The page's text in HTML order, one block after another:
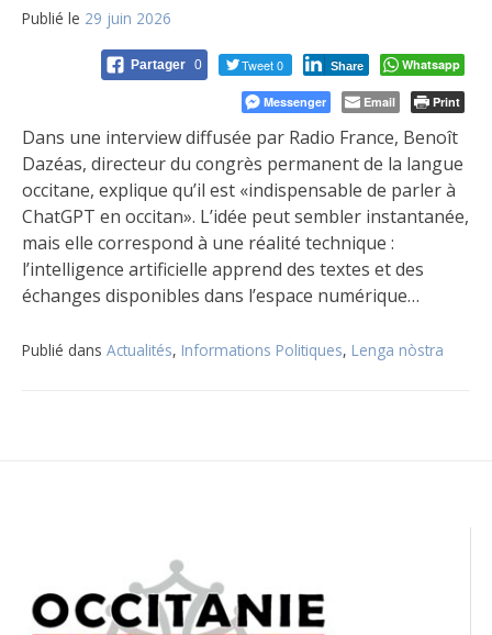
Publié le 29 juin 2026
Partager 0 Tweet 0 Share Whatsapp
Messenger Email Print
Dans une interview diffusée par Radio France, Benoît
Dazéas, directeur du congrès permanent de la langue
occitane, explique qu’il est «indispensable de parler à
ChatGPT en occitan». L’idée peut sembler instantanée,
mais elle correspond à une réalité technique :
l’intelligence artificielle apprend des textes et des
échanges disponibles dans l’espace numérique…
Publié dans Actualités, Informations Politiques, Lenga nòstra